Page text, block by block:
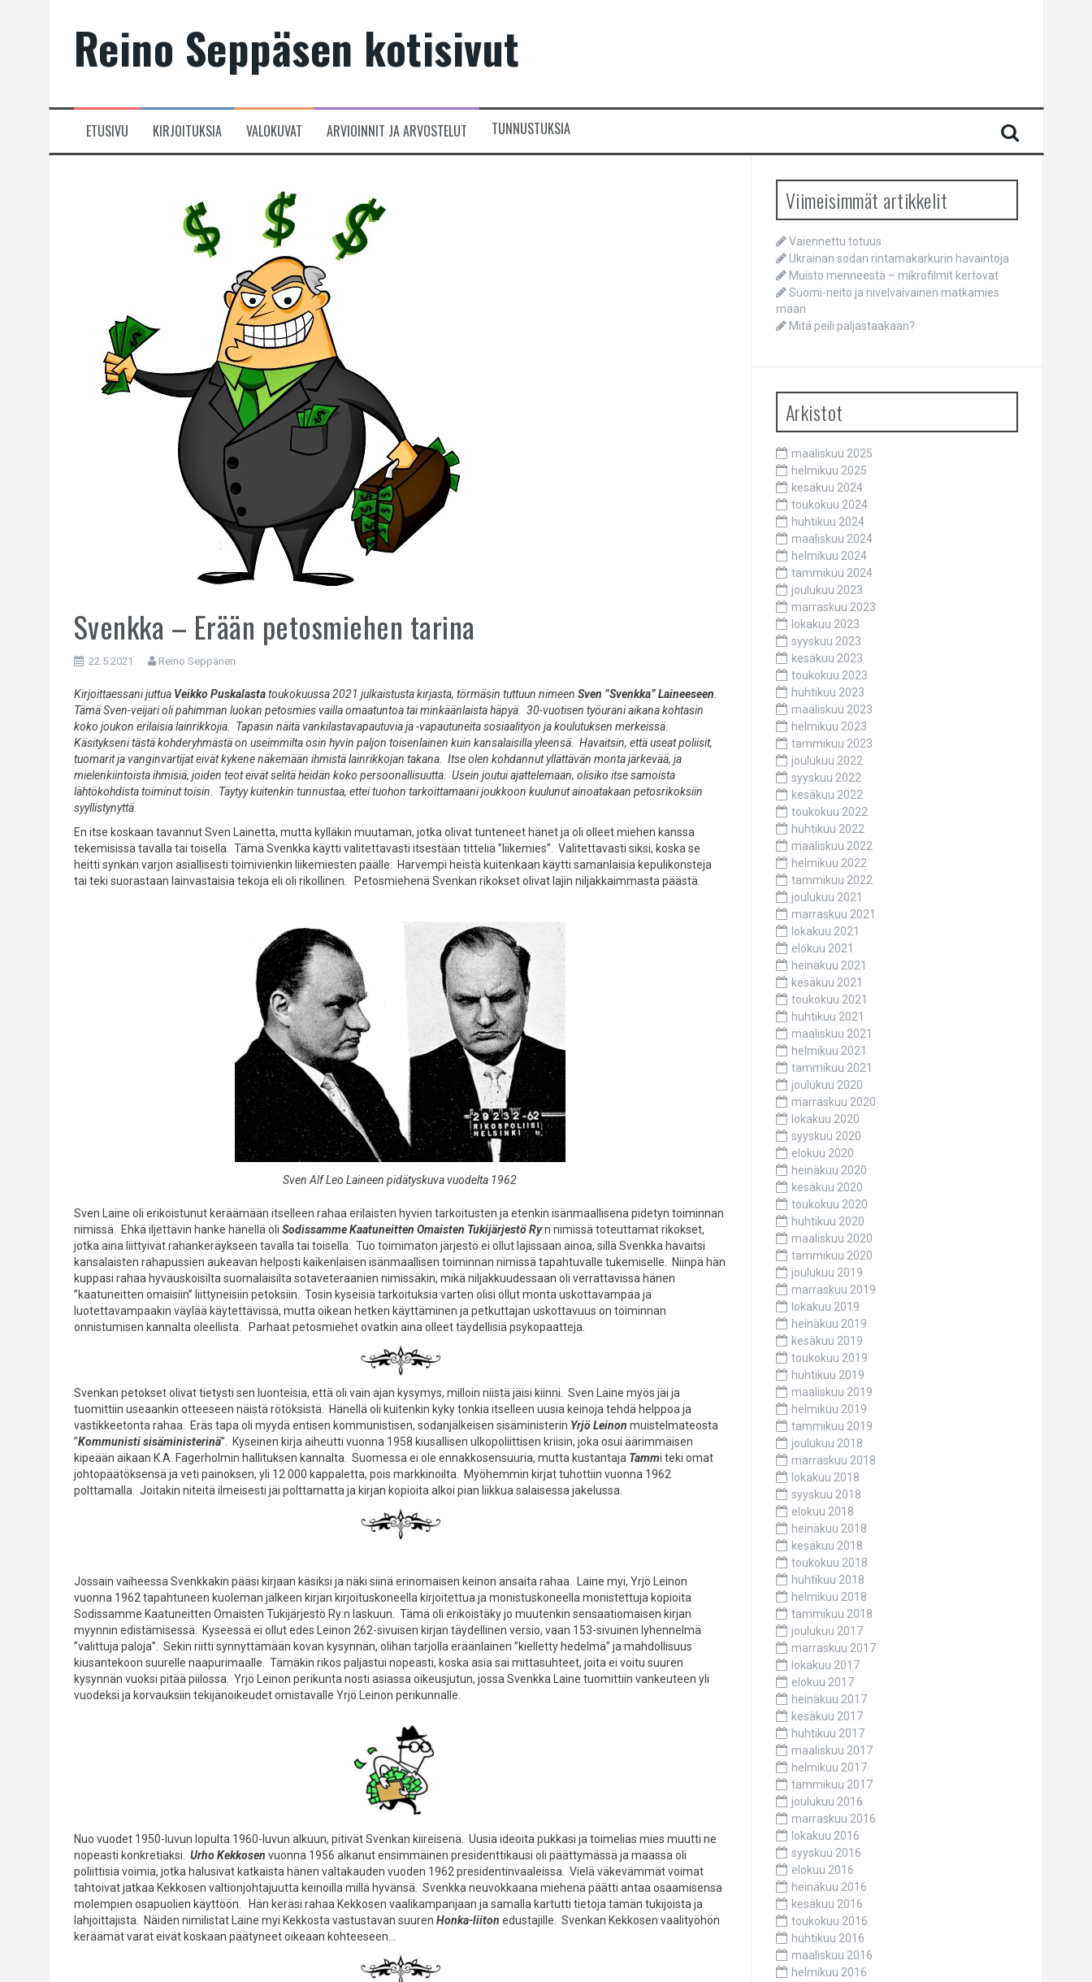
Reino Seppäsen kotisivut
ETUSIVU KIRJOITUKSIA VALOKUVAT ARVIOINNIT JA ARVOSTELUT TUNNUSTUKSIA
Svenkka – Erään petosmiehen tarina
22.5.2021 Reino Seppänen
Kirjoittaessani juttua Veikko Puskalastatoukokuussa 2021 julkaistusta kirjasta, törmäsin tuttuun nimeen Sven ”Svenkka” Laineeseen
Tämä Sven-veijari oli pahimman luokan petosmies vailla omaatuntoa tai minkäänlaista häpyä. 30-vuotisen työurani aikana kohtasin
koko joukon erilaisia lainrikkojia. Tapasin näitä vankilastavapautuvia ja -vapautuneita sosiaalityön ja koulutuksen merkeissä.
Käsitykseni tästä kohderyhmästä on useimmilta osin hyvin paljon toisenlainen kuin kansalaisilla yleensä. Havaitsin, että useat poliisit,
tuomarit ja vanginvartijat eivät kykene näkemään ihmistä lainrikkojan takana. Itse olen kohdannut yllättävän monta järkevää, ja
mielenkiintoista ihmisiä, joiden teot eivät selitä heidän koko persoonallisuutta. Usein joutui ajattelemaan, olisiko itse samoista
lähtökohdista toiminut toisin. Täytyy kuitenkin tunnustaa, ettei tuohon tarkoittamaani joukkoon kuulunut ainoatakaan petosrikoksiin
syyllistynyttä.
En itse koskaan tavannut Sven Lainetta, mutta kylläkin muutaman, jotka olivat tunteneet hänet ja oli olleet miehen kanssa
tekemisissä tavalla tai toisella. Tämä Svenkka käytti valitettavasti itsestään titteliä ”liikemies”. Valitettavasti siksi, koska se
heitti synkän varjon asiallisesti toimivienkin liikemiesten päälle. Harvempi heistä kuitenkaan käytti samanlaisia kepulikonsteja
tai teki suorastaan lainvastaisia tekoja eli oli rikollinen. Petosmiehenä Svenkan rikokset olivat lajin niljakkaimmasta päästä.
Sven Alf Leo Laineen pidätyskuva vuodelta 1962
Sven Laine oli erikoistunut keräämään itselleen rahaa erilaisten hyvien tarkoitusten ja etenkin isänmaallisena pidetyn toiminnan
nimissä. Ehkä iljettävin hanke hänellä oli Sodissamme Kaatuneitten Omaisten Tukijärjestö Ry:n nimissä toteuttamat rikokset,
jotka aina liittyivät rahankeräykseen tavalla tai toisella. Tuo toimimaton järjestö ei ollut lajissaan ainoa, sillä Svenkka havaitsi
kansalaisten rahapussien aukeavan helposti kaikenlaisen isänmaallisen toiminnan nimissä tapahtuvalle tukemiselle. Niinpä hän
kuppasi rahaa hyväuskoisilta suomalaisilta sotaveteraanien nimissäkin, mikä niljakkuudessaan oli verrattavissa hänen
”kaatuneitten omaisiin” liittyneisiin petoksiin. Tosin kyseisiä tarkoituksia varten olisi ollut monta uskottavampaa ja
luotettavampaakin väylää käytettävissä, mutta oikean hetken käyttäminen ja petkuttajan uskottavuus on toiminnan
onnistumisen kannalta oleellista. Parhaat petosmiehet ovatkin aina olleet täydellisiä psykopaatteja.
Svenkan petokset olivat tietysti sen luonteisia, että oli vain ajan kysymys, milloin niistä jäisi kiinni. Sven Laine myös jäi ja
tuomittiin useaankin otteeseen näistä rötöksistä. Hänellä oli kuitenkin kyky tonkia itselleen uusia keinoja tehdä helppoa ja
vastikkeetonta rahaa. Eräs tapa oli myydä entisen kommunistisen, sodanjälkeisen sisäministerin Yrjö Leinon muistelmateosta
”Kommunisti sisäministerinä”. Kyseinen kirja aiheutti vuonna 1958 kiusallisen ulkopoliittisen kriisin, joka osui äärimmäisen
kipeään aikaan K.A. Fagerholmin hallituksen kannalta. Suomessa ei ole ennakkosensuuria, mutta kustantaja Tammi teki omat
johtopäätöksensä ja veti painoksen, yli 12 000 kappaletta, pois markkinoilta. Myöhemmin kirjat tuhottiin vuonna 1962
polttamalla. Joitakin niteitä ilmeisesti jäi polttamatta ja kirjan kopioita alkoi pian liikkua salaisessa jakelussa.
Jossain vaiheessa Svenkkakin pääsi kirjaan käsiksi ja näki siinä erinomaisen keinon ansaita rahaa. Laine myi, Yrjö Leinon
vuonna 1962 tapahtuneen kuoleman jälkeen kirjan kirjoituskoneella kirjoitettua ja monistuskoneella monistettuja kopioita
Sodissamme Kaatuneitten Omaisten Tukijärjestö Ry:n laskuun. Tämä oli erikoistäky jo muutenkin sensaatiomaisen kirjan
myynnin edistämisessä. Kyseessä ei ollut edes Leinon 262-sivuisen kirjan täydellinen versio, vaan 153-sivuinen lyhennelmä
”valittuja paloja”. Sekin riitti synnyttämään kovan kysynnän, olihan tarjolla eräänlainen ”kielletty hedelmä” ja mahdollisuus
kiusantekoon suurelle naapurimaalle. Tämäkin rikos paljastui nopeasti, koska asia sai mittasuhteet, joita ei voitu suuren
kysynnän vuoksi pitää piilossa. Yrjö Leinon perikunta nosti asiassa oikeusjutun, jossa Svenkka Laine tuomittiin vankeuteen yli
vuodeksi ja korvauksiin tekijänoikeudet omistavalle Yrjö Leinon perikunnalle.
Nuo vuodet 1950-luvun lopulta 1960-luvun alkuun, pitivät Svenkan kiireisenä. Uusia ideoita pukkasi ja toimelias mies muutti ne
nopeasti konkretiaksi. Urho Kekkosen vuonna 1956 alkanut ensimmäinen presidenttikausi oli päättymässä ja maassa oli
poliittisia voimia, jotka halusivat katkaista hänen valtakauden vuoden 1962 presidentinvaaleissa. Vielä väkevämmät voimat
tahtoivat jatkaa Kekkosen valtionjohtajuutta keinoilla millä hyvänsä. Svenkka neuvokkaana miehenä päätti antaa osaamisensa
molempien osapuolien käyttöön. Hän keräsi rahaa Kekkosen vaalikampanjaan ja samalla kartutti tietoja tämän tukijoista ja
lahjoittajista. Näiden nimilistat Laine myi Kekkosta vastustavan suuren Honka-liiton edustajille. Svenkan Kekkosen vaalityöhön
keräämät varat eivät koskaan päätyneet oikeaan kohteeseen…
Viimeisimmät artikkelit
Vaiennettu totuus
Ukrainan sodan rintamakarkurin havaintoja
Muisto menneestä – mikrofilmit kertovat
Suomi-neito ja nivelvaivainen matkamies
maan
Mitä peili paljastaakaan?
Arkistot
maaliskuu 2025
helmikuu 2025
kesäkuu 2024
toukokuu 2024
huhtikuu 2024
maaliskuu 2024
helmikuu 2024
tammikuu 2024
joulukuu 2023
marraskuu 2023
lokakuu 2023
syyskuu 2023
kesäkuu 2023
toukokuu 2023
huhtikuu 2023
maaliskuu 2023
helmikuu 2023
tammikuu 2023
joulukuu 2022
syyskuu 2022
kesäkuu 2022
toukokuu 2022
huhtikuu 2022
maaliskuu 2022
helmikuu 2022
tammikuu 2022
joulukuu 2021
marraskuu 2021
lokakuu 2021
elokuu 2021
heinäkuu 2021
kesäkuu 2021
toukokuu 2021
huhtikuu 2021
maaliskuu 2021
helmikuu 2021
tammikuu 2021
joulukuu 2020
marraskuu 2020
lokakuu 2020
syyskuu 2020
elokuu 2020
heinäkuu 2020
kesäkuu 2020
toukokuu 2020
huhtikuu 2020
maaliskuu 2020
tammikuu 2020
joulukuu 2019
marraskuu 2019
lokakuu 2019
heinäkuu 2019
kesäkuu 2019
toukokuu 2019
huhtikuu 2019
maaliskuu 2019
helmikuu 2019
tammikuu 2019
joulukuu 2018
marraskuu 2018
lokakuu 2018
syyskuu 2018
elokuu 2018
heinäkuu 2018
kesäkuu 2018
toukokuu 2018
huhtikuu 2018
helmikuu 2018
tammikuu 2018
joulukuu 2017
marraskuu 2017
lokakuu 2017
elokuu 2017
heinäkuu 2017
kesäkuu 2017
huhtikuu 2017
maaliskuu 2017
helmikuu 2017
tammikuu 2017
joulukuu 2016
marraskuu 2016
lokakuu 2016
syyskuu 2016
elokuu 2016
heinäkuu 2016
kesäkuu 2016
toukokuu 2016
huhtikuu 2016
maaliskuu 2016
helmikuu 2016